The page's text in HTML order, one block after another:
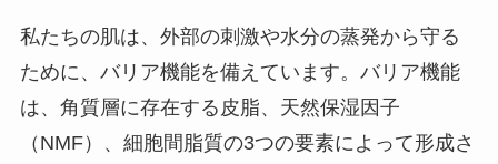
私たちの肌は、外部の刺激や水分の蒸発から守る
ために、バリア機能を備えています。バリア機能
は、角質層に存在する皮脂、天然保湿因子
（NMF）、細胞間脂質の3つの要素によって形成さ